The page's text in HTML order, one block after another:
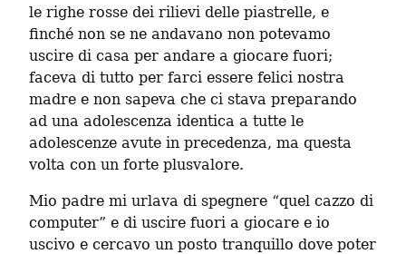
le righe rosse dei rilievi delle piastrelle, e
finché non se ne andavano non potevamo
uscire di casa per andare a giocare fuori;
faceva di tutto per farci essere felici nostra
madre e non sapeva che ci stava preparando
ad una adolescenza identica a tutte le
adolescenze avute in precedenza, ma questa
volta con un forte plusvalore.
Mio padre mi urlava di spegnere “quel cazzo di
computer” e di uscire fuori a giocare e io
uscivo e cercavo un posto tranquillo dove poter